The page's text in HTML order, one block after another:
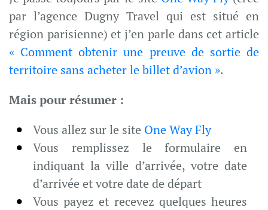
par l’agence Dugny Travel qui est situé en
région parisienne) et j’en parle dans cet article
« Comment obtenir une preuve de sortie de
territoire sans acheter le billet d’avion ».
Mais pour résumer :
Vous allez sur le site One Way Fly
Vous remplissez le formulaire en
indiquant la ville d’arrivée, votre date
d’arrivée et votre date de départ
Vous payez et recevez quelques heures